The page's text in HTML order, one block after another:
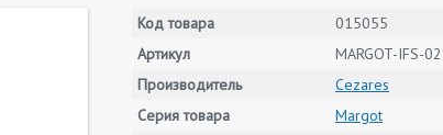
Код товара
015055
Артикул
MARGOT-IFS-02
Производитель
Cezares
Серия товара
Margot